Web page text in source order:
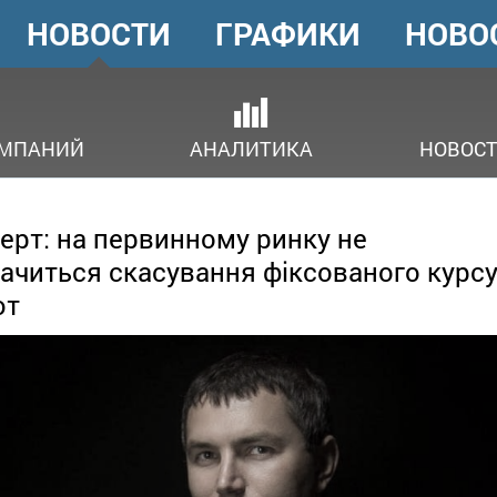
ГОЛОВНЕ
МЕНЮ
НОВОСТИ
АНАЛИТИКА
ГРАФИКИ
на первинному ринку не
скасування фіксованого курсу